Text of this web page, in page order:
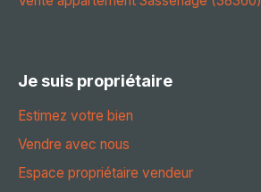
Je suis propriétaire
Estimez votre bien
Vendre avec nous
Espace propriétaire vendeur